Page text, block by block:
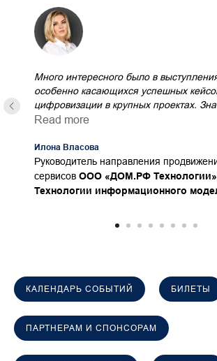
Много интересного было в
особенно касающихся успешных
цифровизации в крупных проектах.
данного мероприятия сложно
формировать единые подходы к
трансформации в отрасли, что,
способствует повышению качества и
строительных процессов.
Read more
Илона Власова
Руководитель направления
сервисов ООО «ДОМ.РФ
Технологии информационного
КАЛЕНДАРЬ СОБЫТИЙ БИЛЕТЫ
ПАРТНЕРАМ И СПОНСОРАМ